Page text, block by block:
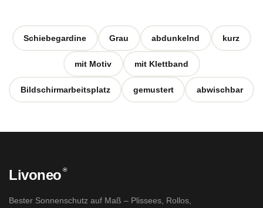
Schiebegardine Grau abdunkelnd kurz
mit Motiv mit Klettband
Bildschirmarbeitsplatz gemustert abwischbar
Livoneo ®
Bester Sonnenschutz auf Maß – Plissees, Rollos,